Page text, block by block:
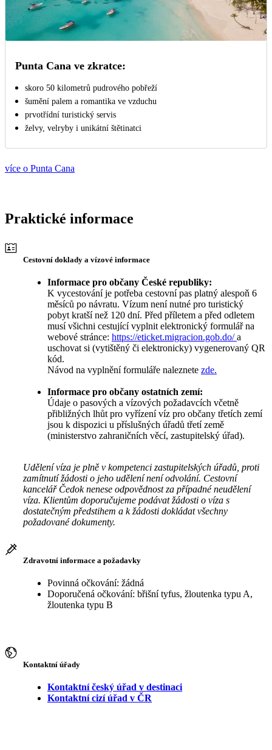
Punta Cana ve zkratce:
skoro 50 kilometrů pudrového pobřeží
šumění palem a romantika ve vzduchu
prvotřídní turistický servis
želvy, velryby i unikátní štětinatci
více o Punta Cana
Praktické informace
Cestovní doklady a vízové informace
Informace pro občany České republiky:
K vycestování je potřeba cestovní pas platný alespoň 6
měsíců po návratu. Vízum není nutné pro turistický
pobyt kratší než 120 dní. Před příletem a před odletem
musí všichni cestující vyplnit elektronický formulář na
webové stránce: https://eticket.migracion.gob.do/a
uschovat si (vytištěný či elektronicky) vygenerovaný QR
kód.
Návod na vyplnění formuláře naleznete zde.
Informace pro občany ostatních zemí:
Údaje o pasových a vízových požadavcích včetně
přibližných lhůt pro vyřízení víz pro občany třetích zemí
jsou k dispozici u příslušných úřadů třetí země
(ministerstvo zahraničních věcí, zastupitelský úřad).
Udělení víza je plně v kompetenci zastupitelských úřadů, proti
zamítnutí žádosti o jeho udělení není odvolání. Cestovní
kancelář Čedok nenese odpovědnost za případné neudělení
víza. Klientům doporučujeme podávat žádosti o víza s
dostatečným předstihem a k žádosti dokládat všechny
požadované dokumenty.
Zdravotní informace a požadavky
Povinná očkování: žádná
Doporučená očkování: břišní tyfus, žloutenka typu A,
žloutenka typu B
Kontaktní úřady
Kontaktní český úřad v destinaci
Kontaktní cizí úřad v ČR